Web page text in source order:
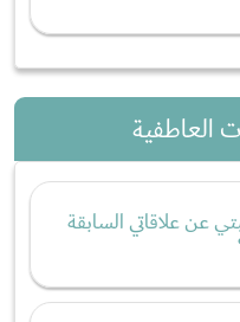
العاطفية
عن علاقاتي السابقة